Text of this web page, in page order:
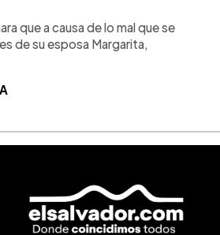
que a causa de lo mal que se
de su esposa Margarita,